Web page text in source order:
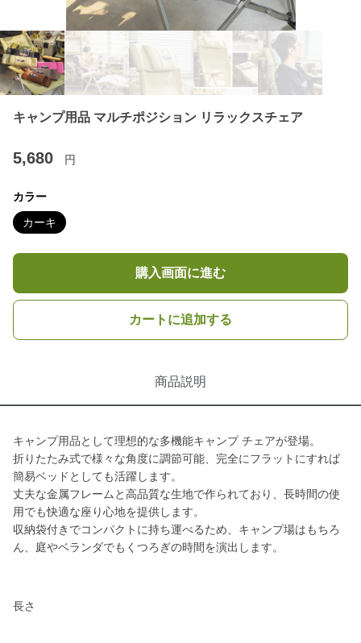
キャンプ用品 マルチポジション リラックスチェア
5,680 円
カラー
カーキ
購入画面に進む
カートに追加する
商品説明
キャンプ用品として理想的な多機能キャンプ チェアが登場。
折りたたみ式で様々な角度に調節可能、完全にフラットにすれば
簡易ベッドとしても活躍します。
丈夫な金属フレームと高品質な生地で作られており、長時間の使
用でも快適な座り心地を提供します。
収納袋付きでコンパクトに持ち運べるため、キャンプ場はもちろ
ん、庭やベランダでもくつろぎの時間を演出します。
長さ